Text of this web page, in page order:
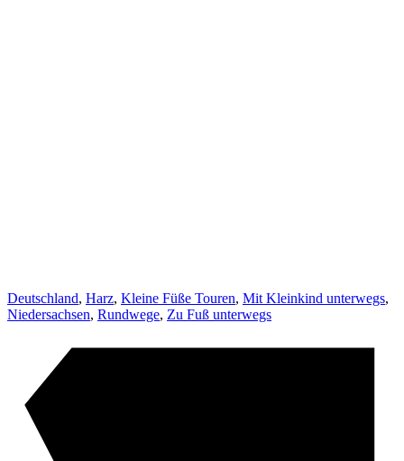
Deutschland, Harz, Kleine Füße Touren, Mit Kleinkind unterwegs,
Niedersachsen, Rundwege, Zu Fuß unterwegs